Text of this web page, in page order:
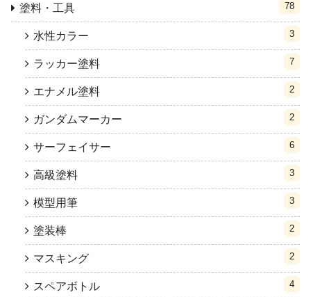
塗料・工具 78
水性カラー 3
ラッカー塗料 7
エナメル塗料 2
ガンダムマーカー 2
サーフェイサー 6
高級塗料 3
模型用筆 3
塗装棒 2
マスキング 2
スペアボトル 4